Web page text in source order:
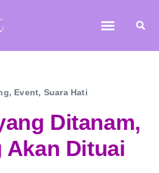
, Event, Suara Hati
Ditanam,
Akan Dituai